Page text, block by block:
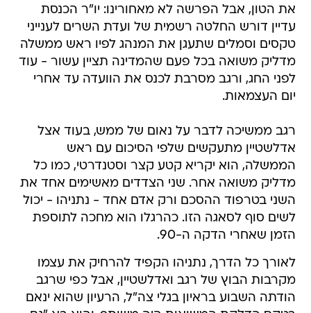
את הטון, אבל הפרשה לא מאחורינו: יו"ר הכנסת
עדיין דורש החלטה רשמית של ועדת השרים לענייני
טקסים וסמלים שתעגן את המנהג לפיו ראש ממשלה
מדליק משואה בכל פעם שהמדינה תציין עשור - עוד
לפני החג, ורגב מסרבת לכנס את הוועדה עד אחרי
יום העצמאות.
רגב ממשיכה לדבר על נאום של ממש, בעוד אצל
אדלשטיין מתעקשים שלפי הסיכום עם ראש
הממשלה, הוא יקריא קטע קצר וסטנדרטי, כמו כל
מדליק משואה אחר. שני הצדדים מאשימים אחד את
השני בטרפוד ההסכם ורק אדם אחד - נתניהו - יכול
לשים סוף לסאגה הזו. כהרגלו הוא מחכה לתוספת
הזמן שאחרי הדקה ה-90.
לאורך כל הדרך, נתניהו הקפיד להרחיק את עצמו
מקרבות הבוץ של רגב ואדלשטיין, אבל כפי שרגב
הודתה השבוע בראיון בגלי צה"ל, הרעיון שהוא ינאם